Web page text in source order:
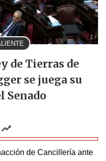
de Tierras de
se juega su
Senado
de Cancillería ante